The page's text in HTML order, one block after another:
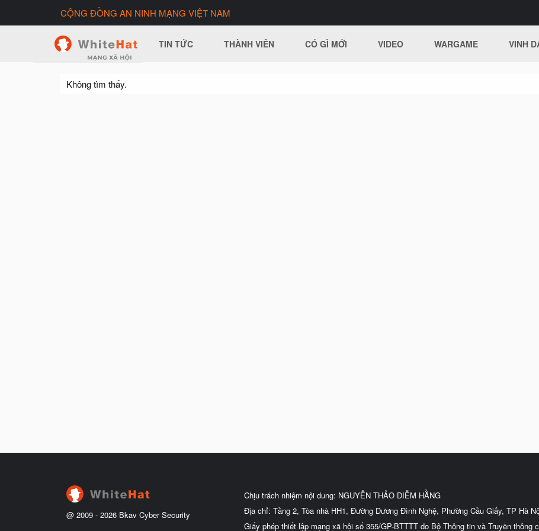
CỘNG ĐỒNG AN NINH MẠNG VIỆT NAM
TIN TỨC THÀNH VIÊN CÓ GÌ MỚI VIDEO WARGAME VINH
Không tìm thấy.
@ 2009 - 2026 Bkav Cyber Security
Chịu trách nhiệm nội dung: NGUYỄN THẢO DIỄM HẰNG
Địa chỉ: Tầng 2, Tòa nhà HH1, Đường Dương Đình Nghệ, Phường Cầu Giấy, TP Hà
Giấy phép thiết lập mạng xã hội số 355/GP-BTTTT do Bộ Thông tin và Truyền thông